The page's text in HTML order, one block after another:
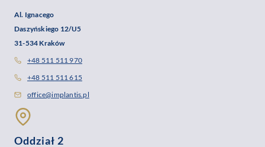
Al. Ignacego
Daszyńskiego 12/U5
31-534 Kraków
+48 511 511 970
+48 511 511 615
office@implantis.pl
Oddział 2